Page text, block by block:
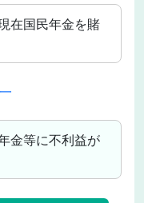
在国民年金を賭
金等に不利益が